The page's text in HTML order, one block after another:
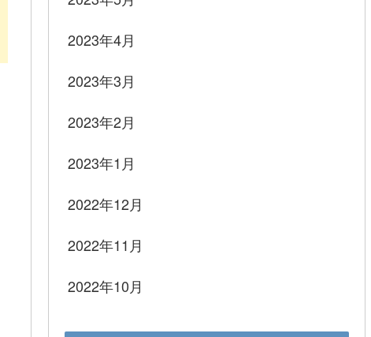
2023年4月
2023年3月
2023年2月
2023年1月
2022年12月
2022年11月
2022年10月